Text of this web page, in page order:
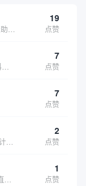
19
点赞
7
点赞
7
点赞
2
点赞
1
点赞